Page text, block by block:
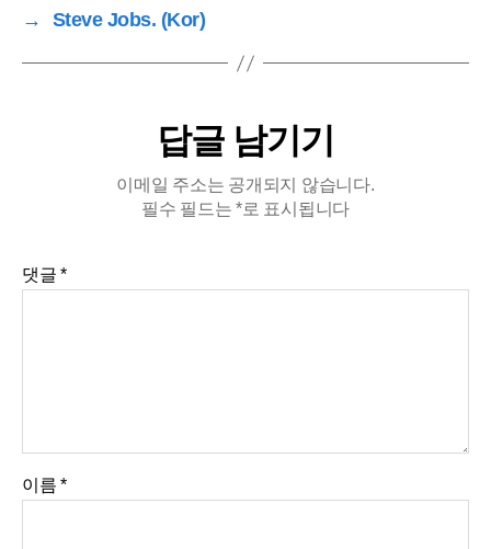
→
Steve Jobs. (Kor)
답글 남기기
이메일 주소는 공개되지 않습니다.
필수 필드는*로 표시됩니다
댓글*
이름*